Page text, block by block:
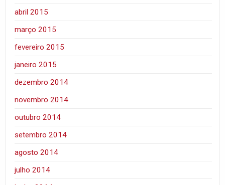
abril 2015
março 2015
fevereiro 2015
janeiro 2015
dezembro 2014
novembro 2014
outubro 2014
setembro 2014
agosto 2014
julho 2014